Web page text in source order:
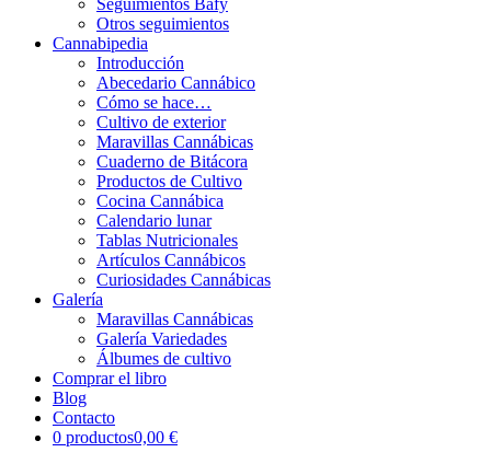
Seguimientos Bafy
Otros seguimientos
Cannabipedia
Introducción
Abecedario Cannábico
Cómo se hace…
Cultivo de exterior
Maravillas Cannábicas
Cuaderno de Bitácora
Productos de Cultivo
Cocina Cannábica
Calendario lunar
Tablas Nutricionales
Artículos Cannábicos
Curiosidades Cannábicas
Galería
Maravillas Cannábicas
Galería Variedades
Álbumes de cultivo
Comprar el libro
Blog
Contacto
0 productos0,00 €